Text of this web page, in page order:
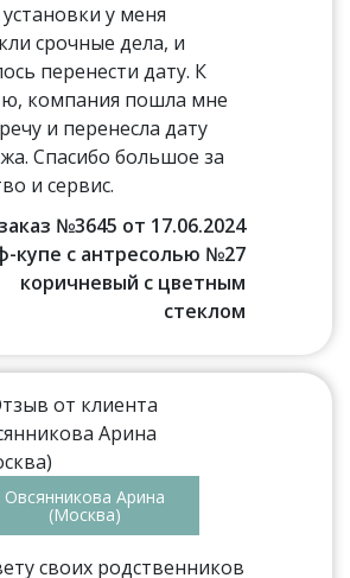
у меня
срочные дела, и
перенести дату. К
компания пошла мне
и перенесла дату
Спасибо большое за
и сервис.
№3645 от 17.06.2024
купе с антресолью №27
коричневый с цветным
стеклом
Овсянникова Арина
(Москва)
своих родственников